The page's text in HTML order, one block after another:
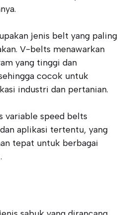
jenis belt yang paling
V-belts menawarkan
yang tinggi dan
cocok untuk
industri dan pertanian.
variable speed belts
aplikasi tertentu, yang
tepat untuk berbagai